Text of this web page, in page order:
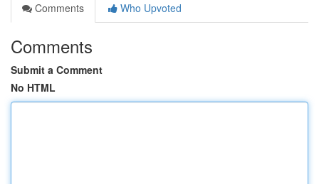
Comments
Who Upvoted
Comments
Submit a Comment
No HTML